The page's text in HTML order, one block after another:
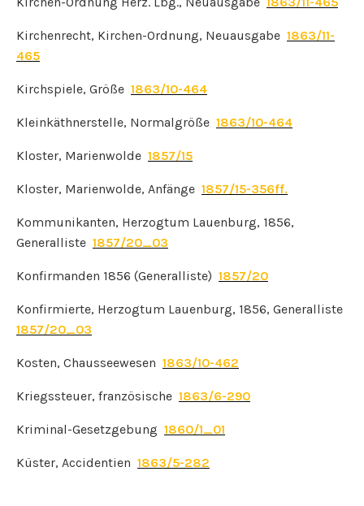
Kirchenrecht, Kirchen-Ordnung, Neuausgabe 1863/11-
465
Kirchspiele, Größe 1863/10-464
Kleinkäthnerstelle, Normalgröße 1863/10-464
Kloster, Marienwolde 1857/15
Kloster, Marienwolde, Anfänge 1857/15-356ff.
Kommunikanten, Herzogtum Lauenburg, 1856,
Generalliste 1857/20_03
Konfirmanden 1856 (Generalliste) 1857/20
Konfirmierte, Herzogtum Lauenburg, 1856, Generalliste
1857/20_03
Kosten, Chausseewesen 1863/10-462
Kriegssteuer, französische 1863/6-290
Kriminal-Gesetzgebung 1860/1_01
Küster, Accidentien 1863/5-282